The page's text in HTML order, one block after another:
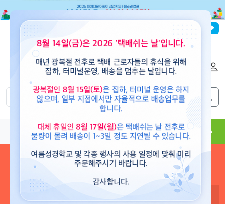
파이디온선교회
0
도서 뮤직 용품 현수막 콘텐츠
로그인 하시면 보유 캐쉬 확